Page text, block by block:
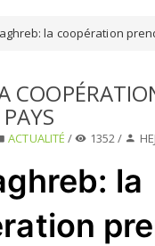
SÉLECTIONNEZ UN/
SELECTIONNEZ UNE
la coopération
ACTUALITÉ / 1352 /
la